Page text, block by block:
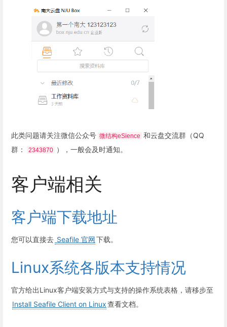
此类问题请关注微信公众号 微结构eSience 和云盘交流群（QQ
群：
2343870 ），一般会及时通知。
客户端相关
客户端下载地址
您可以直接去 Seafile 官网下载。
Linux系统各版本支持情况
官方给出Linux客户端安装方式与支持的操作系统表格，请移步至
Install Seafile Client on Linux查看文档。